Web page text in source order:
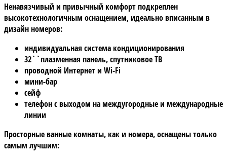
Ненавязчивый и привычный комфорт подкреплен
высокотехнологичным оснащением, идеально вписанным в
дизайн номеров:
индивидуальная система кондиционирования
32``плазменная панель, спутниковое ТВ
проводной Интернет и Wi-Fi
мини-бар
сейф
телефон с выходом на междугородные и международные
линии
Просторные ванные комнаты, как и номера, оснащены только
самым лучшим: